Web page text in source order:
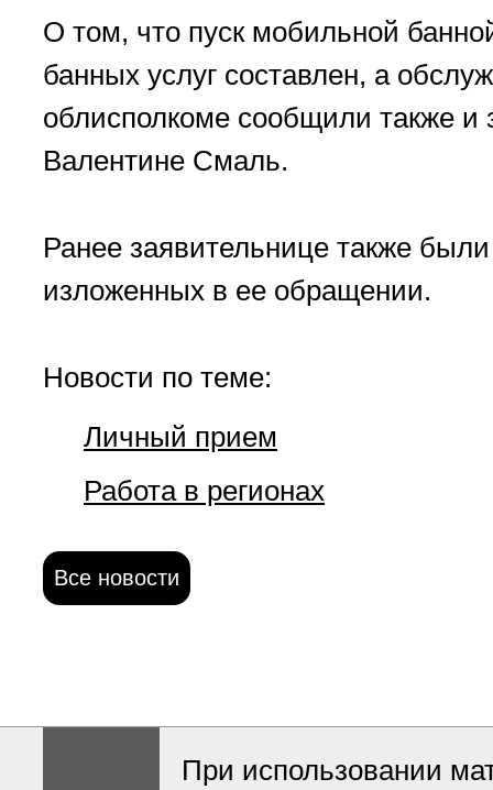
О том, что пуск мобильной
банных услуг составлен, а
облисполкоме сообщили также и
Валентине Смаль.
Ранее заявительнице также
изложенных в ее обращении.
Новости по теме:
Личный прием
Работа в регионах
Все новости
При использовании